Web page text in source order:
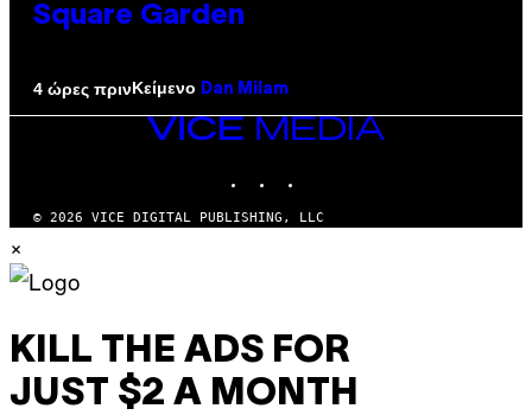
Square Garden
4 ώρες πρινΚείμενο Dan Milam
VICE
© 2026 VICE DIGITAL PUBLISHING, LLC
×
KILL THE ADS FOR
JUST $2 A MONTH